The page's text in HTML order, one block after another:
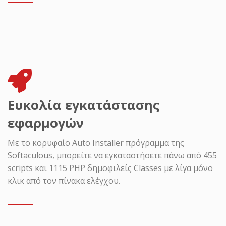
Ευκολία εγκατάστασης
εφαρμογών
Με το κορυφαίο Auto Installer πρόγραμμα της
Softaculous, μπορείτε να εγκαταστήσετε πάνω από 455
scripts και 1115 PHP δημοφιλείς Classes με λίγα μόνο
κλικ από τον πίνακα ελέγχου.